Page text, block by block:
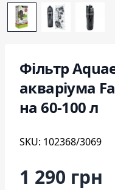
Фільтр
акваріума
на 60-100 л
SKU: 102368/3069
1 290 грн